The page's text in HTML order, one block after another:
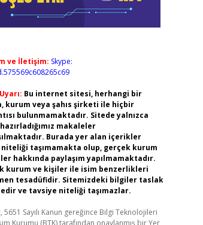
ve İletişim: Skype:
Bu internet sitesi, herhangi bir
kurum veya şahıs şirketi ile hiçbir
bulunmamaktadır. Sitede yalnızca
makaleler
Burada yer alan içerikler
taşımamakta olup, gerçek kurum
hakkında paylaşım yapılmamaktadır.
kurum ve kişiler ile isim benzerlikleri
tesadüfidir. Sitemizdeki bilgiler taslak
ve tavsiye niteliği taşımazlar.
5651 Sayılı Kanun gereğince Bilgi Teknolojileri
Kurumu (BTK) tarafından onaylanmış bir Yer